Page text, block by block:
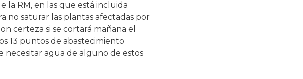
la RM, en las que está incluida
no saturar las plantas afectadas por
certeza si se cortará mañana el
13 puntos de abastecimiento
necesitar agua de alguno de estos